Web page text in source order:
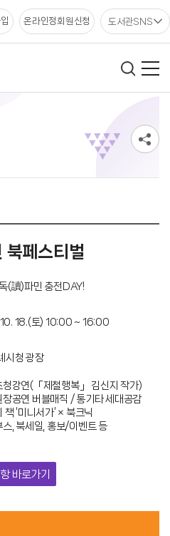
온라인정회원신청 도서관SNS
페스티벌
(讀)파민 충전DAY!
18.(토) 10:00 ~ 16:00
시청 광장
청강연(「제철행복」 김신지 작가)
장공연 버블매직 / 통기타 세대공감
책 ‘미니서가’ × 북크닉
스, 북세일, 홍보/이벤트 등
바로가기